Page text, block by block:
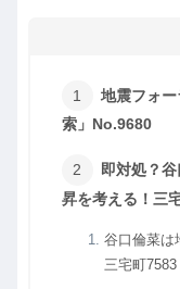
地震フォ
索」No.9680
即対処？
昇を考える！三
谷口倫菜は
三宅町7583